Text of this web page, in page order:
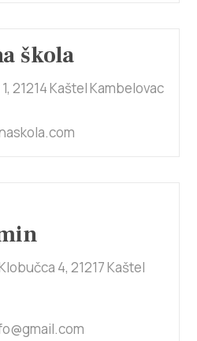
škola
21214 Kaštel Kambelovac
4, 21217 Kaštel